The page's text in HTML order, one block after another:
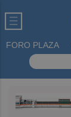
FORO PLAZA